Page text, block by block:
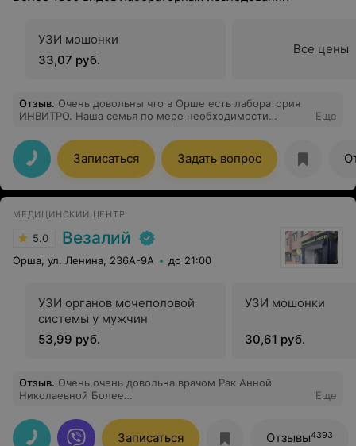
УЗИ мошонки
33,07 руб.
Все цены
Отзыв. Очень довольны что в Орше есть лаборатория
ИНВИТРО. Наша семья по мере необходимости
лабораторию.Всегда остаемся довольны качеством и
безупречностью обслуживания.Спасибо сотрудникам
за хорошую работу.
Еще
Записаться Задать вопрос
МЕДИЦИНСКИЙ ЦЕНТР
5.0 Везалий
Орша, ул. Ленина, 236А-9А до 21:00
УЗИ органов мочеполовой
системы у мужчин
53,99 руб.
УЗИ мошонки
30,61 руб.
Отзыв. Очень,очень довольна врачом Рак Анной
Николаевной Более
не встречала.Профессионал своего дела.Спасибо ей
огромное!!!
Еще
Записаться Отзывы4393